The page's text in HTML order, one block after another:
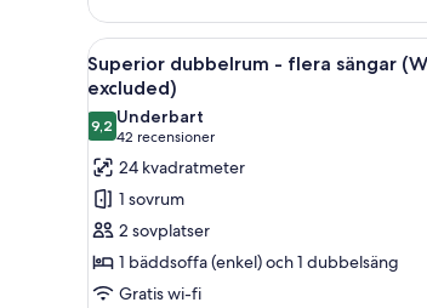
(Wellness
&
pool
excluded)
Öppna
alla
foton
för
Superior
dubbelrum
-
flera
sängar
(Wellness
Ett modernt
7
Superior dubbelrum - flera sängar
excluded)
9,29,2 av 10
Underbart
42 recensioner
(42 recensioner)
24 kvadratmeter
1 sovrum
2 sovplatser
1 bäddsoffa (enkel) och 1 dubbelsäng
Gratis wi-fi